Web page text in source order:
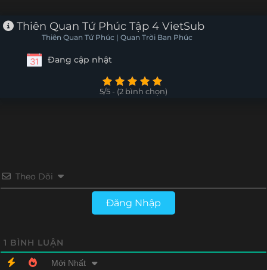
Thiên Quan Tứ Phúc Tập 4 VietSub
Thiên Quan Tứ Phúc | Quan Trời Ban Phúc
Đang cập nhật
5/5 - (2 bình chọn)
Theo Dõi
Đăng Nhập
1 BÌNH LUẬN
Mới Nhất